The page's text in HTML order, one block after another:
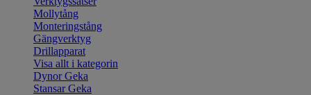
Mollytång
Monteringstång
Gängverktyg
Drillapparat
Visa allt i kategorin
Dynor Geka
Stansar Geka